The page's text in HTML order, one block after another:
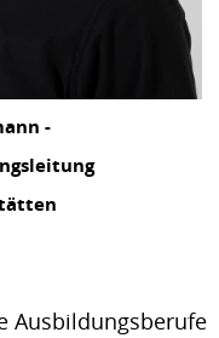
-
Ausbildungsberufe